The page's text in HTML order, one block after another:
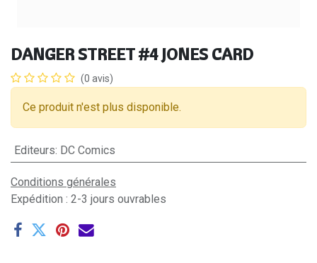
DANGER STREET #4 JONES CARD
(0 avis)
Ce produit n'est plus disponible.
Editeurs: DC Comics
Conditions générales
Expédition : 2-3 jours ouvrables